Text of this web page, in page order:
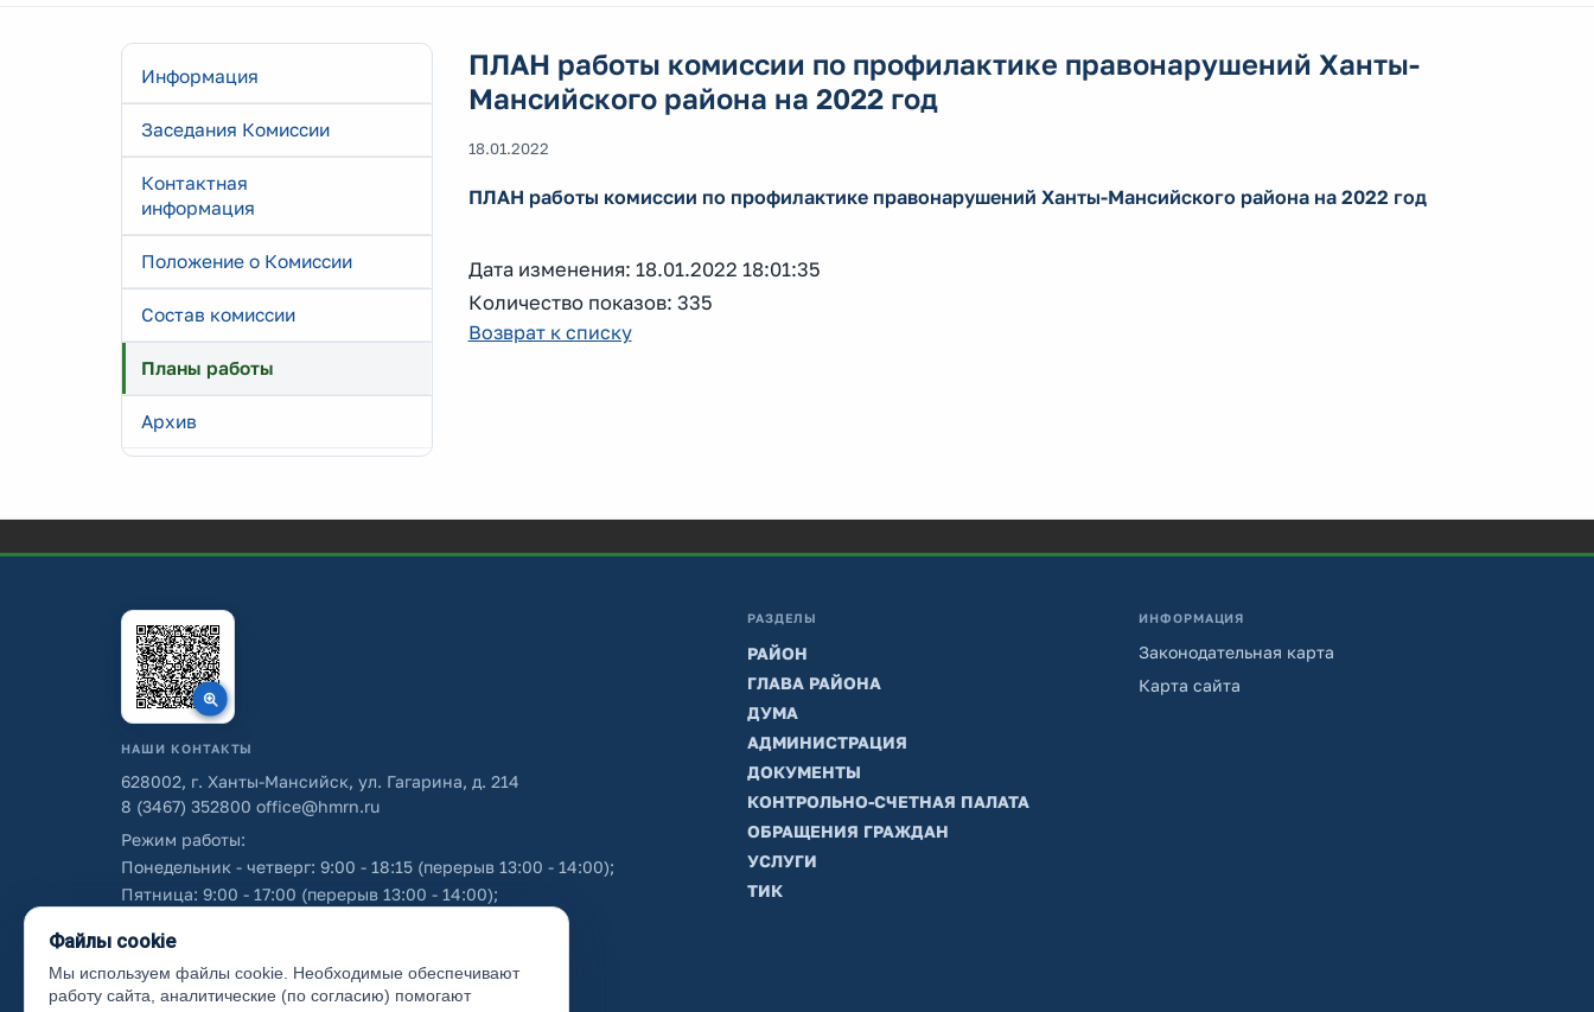
Информация
Заседания Комиссии
Контактная
информация
Положение о Комиссии
Состав комиссии
Планы работы
Архив
ПЛАН работы комиссии по профилактике правонарушений Ханты-
Мансийского района на 2022 год
18.01.2022
ПЛАН работы комиссии по профилактике правонарушений Ханты-Мансийского района на 2022 год
Дата изменения: 18.01.2022 18:01:35
Количество показов: 335
Возврат к списку
НАШИ КОНТАКТЫ
628002, г. Ханты-Мансийск, ул. Гагарина, д. 214
8 (3467) 352800 office@hmrn.ru
Режим работы:
Понедельник - четверг: 9:00 - 18:15 (перерыв 13:00 - 14:00);
Пятница: 9:00 - 17:00 (перерыв 13:00 - 14:00);
Об использовании персональных данных
РАЗДЕЛЫ
РАЙОН
ГЛАВА РАЙОНА
ДУМА
АДМИНИСТРАЦИЯ
ДОКУМЕНТЫ
КОНТРОЛЬНО-СЧЕТНАЯ ПАЛАТА
ОБРАЩЕНИЯ ГРАЖДАН
УСЛУГИ
ТИК
ИНФОРМАЦИЯ
Законодательная карта
Карта сайта
Файлы cookie
Мы используем файлы cookie. Необходимые обеспечивают
работу сайта, аналитические (по согласию) помогают